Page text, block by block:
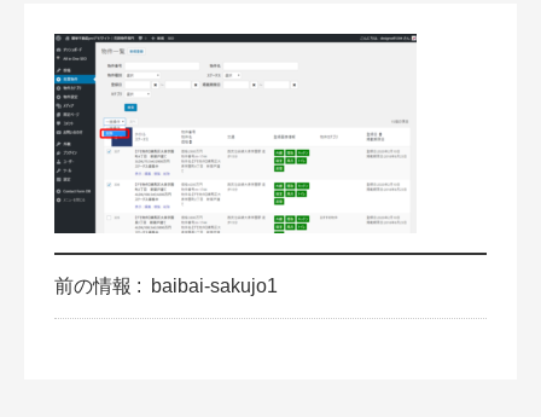
前の情報 : baibai-sakujo1